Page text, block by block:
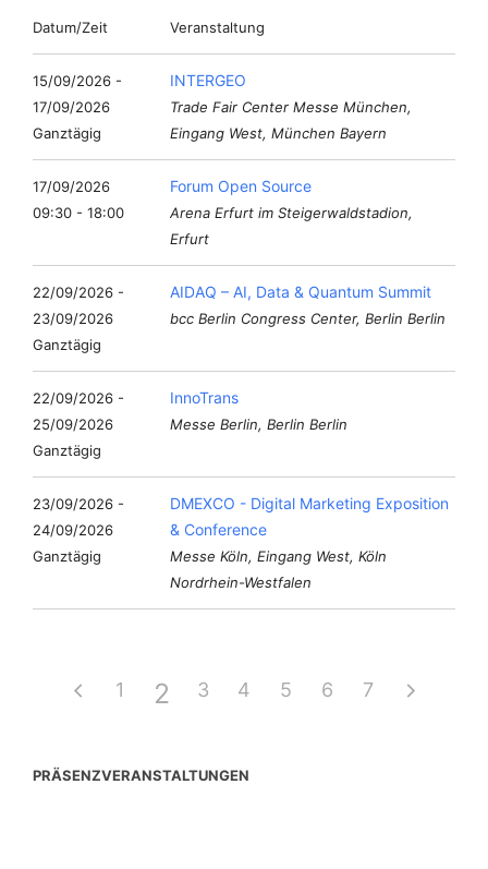
Datum/Zeit Veranstaltung
15/09/2026 -
17/09/2026
Ganztägig
INTERGEO
Trade Fair Center Messe München,
Eingang West, München Bayern
17/09/2026
09:30 - 18:00
Forum Open Source
Arena Erfurt im Steigerwaldstadion,
Erfurt
22/09/2026 -
23/09/2026
Ganztägig
AIDAQ – AI, Data & Quantum Summit
bcc Berlin Congress Center, Berlin Berlin
22/09/2026 -
25/09/2026
Ganztägig
InnoTrans
Messe Berlin, Berlin Berlin
23/09/2026 -
24/09/2026
Ganztägig
DMEXCO - Digital Marketing Exposition
& Conference
Messe Köln, Eingang West, Köln
Nordrhein-Westfalen
1 2 3 4 5 6 7
PRÄSENZVERANSTALTUNGEN